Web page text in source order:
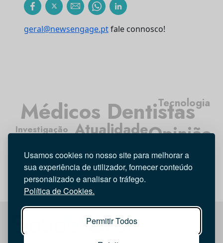
Usamos cookies no nosso site para melhorar a
sua experiência de utilizador, fornecer conteúdo
personalizado e analisar o tráfego.
Política de Cookies.
Permitir Todos
geral@newsengage.ptfale connosco!
Atualidade
Médicos Dentistas
Entrevista
Opinião
Tecnologia
Investigação